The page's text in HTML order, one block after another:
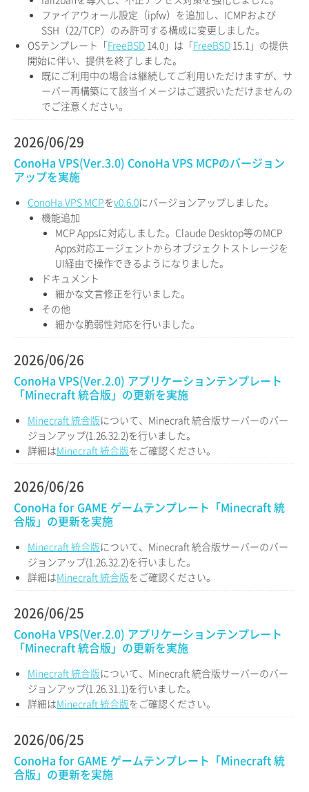
ファイアウォール設定（ipfw）を追加し、ICMPおよび
SSH（22/TCP）のみ許可する構成に変更しました。
OSテンプレート「FreeBSD 14.0」は「FreeBSD 15.1」の提供
開始に伴い、提供を終了しました。
既にご利用中の場合は継続してご利用いただけますが、サ
ーバー再構築にて該当イメージはご選択いただけませんの
でご注意ください。
2026/06/29
ConoHa VPS(Ver.3.0) ConoHa VPS MCPのバージョン
アップを実施
ConoHa VPS MCPをv0.6.0にバージョンアップしました。
機能追加
MCP Appsに対応しました。Claude Desktop等のMCP
Apps対応エージェントからオブジェクトストレージを
UI経由で操作できるようになりました。
ドキュメント
細かな文言修正を行いました。
その他
細かな脆弱性対応を行いました。
2026/06/26
ConoHa VPS(Ver.2.0) アプリケーションテンプレート
「Minecraft 統合版」の更新を実施
Minecraft 統合版について、Minecraft 統合版サーバーのバー
ジョンアップ(1.26.32.2)を行いました。
詳細はMinecraft 統合版をご確認ください。
2026/06/26
ConoHa for GAME ゲームテンプレート「Minecraft 統
合版」の更新を実施
Minecraft 統合版について、Minecraft 統合版サーバーのバー
ジョンアップ(1.26.32.2)を行いました。
詳細はMinecraft 統合版をご確認ください。
2026/06/25
ConoHa VPS(Ver.2.0) アプリケーションテンプレート
「Minecraft 統合版」の更新を実施
Minecraft 統合版について、Minecraft 統合版サーバーのバー
ジョンアップ(1.26.31.1)を行いました。
詳細はMinecraft 統合版をご確認ください。
2026/06/25
ConoHa for GAME ゲームテンプレート「Minecraft 統
合版」の更新を実施